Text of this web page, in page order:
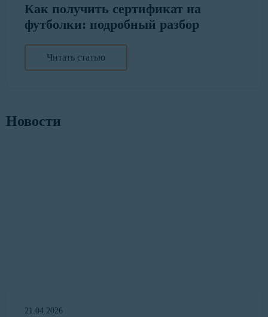
Как получить сертификат на
футболки: подробный разбор
Читать статью
Новости
21.04.2026